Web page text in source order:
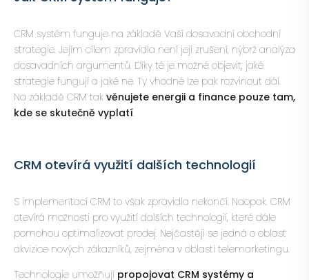
CRM systém funguje na základě Vaší dosavadní obchodní
strategie. Jejím cílem zpravidla není její zrušení, nýbrž analýza
dosavadních argumentů. Díky té je možné objevit, jaké
strategie fungují a jaké ne. Ty vhodné lze pak rozvinout dál.
Na základě CRM tak věnujete energii a finance pouze tam,
kde se skutečně vyplatí.
CRM otevírá využití dalších technologií
S implementací CRM to však zpravidla nekončí. Naopak. CRM
otevírá možnosti pro využití dalších technologií, které dále
pomohou optimalizovat prodej. Nejčastěji se jedná o oblast
akvizice nových zákazníků, zejména v oblasti telemarketingu.
Technologie umožňují propojovat CRM systémy a